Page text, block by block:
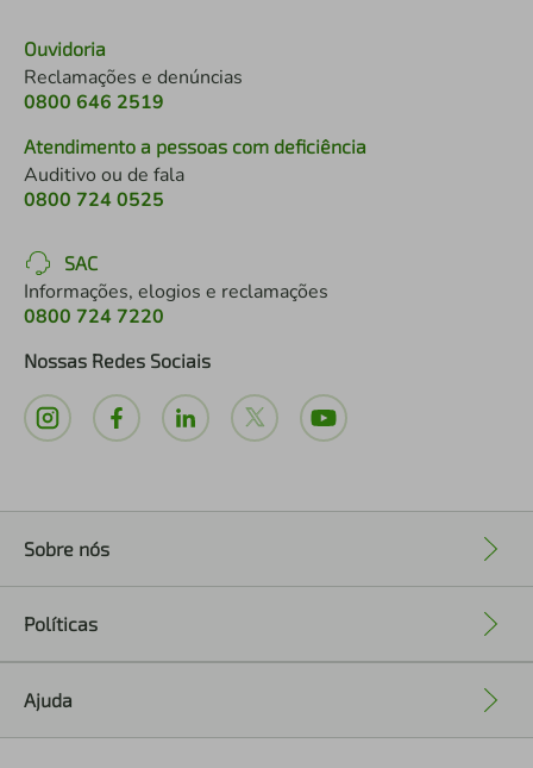
Ouvidoria
Reclamações e denúncias
0800 646 2519
Atendimento a pessoas com deficiência
Auditivo ou de fala
0800 724 0525
SAC
Informações, elogios e reclamações
0800 724 7220
Nossas Redes Sociais
Sobre nós
Políticas
Ajuda